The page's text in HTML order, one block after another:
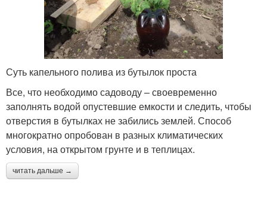
Суть капельного полива из бутылок проста
Все, что необходимо садоводу – своевременно
заполнять водой опустевшие емкости и следить, чтобы
отверстия в бутылках не забились землей. Способ
многократно опробован в разных климатических
условия, на открытом грунте и в теплицах.
читать дальше →